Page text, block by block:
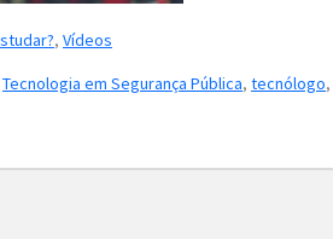
, Vídeos
Tecnologia em Segurança Pública, tecnólogo,